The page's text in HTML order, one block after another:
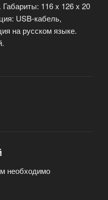
116 x 126 x 20
USB-кабель,
на русском языке.
необходимо